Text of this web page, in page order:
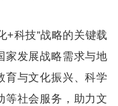
+科技”战略的关键载
家发展战略需求与地
育与文化振兴、科学
等社会服务，助力文